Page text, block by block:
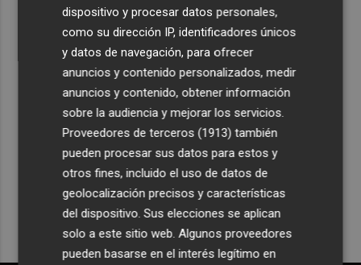
creación de nuevas cátedras en su primer mandato
Recibe toda la actualidad de
Plaza Podcast en tu correo
Quiero suscribirme
dispositivo y procesar datos personales,
como su dirección IP, identificadores únicos
y datos de navegación, para ofrecer
anuncios y contenido personalizados, medir
anuncios y contenido, obtener información
sobre la audiencia y mejorar los servicios.
Proveedores de terceros (1913) también
pueden procesar sus datos para estos y
otros fines, incluido el uso de datos de
geolocalización precisos y características
del dispositivo. Sus elecciones se aplican
solo a este sitio web. Algunos proveedores
pueden basarse en el interés legítimo en